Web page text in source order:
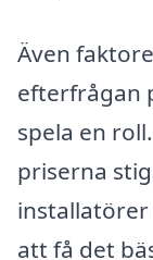
Även
efterfrågan
spela en
priserna
installatörer
att få det